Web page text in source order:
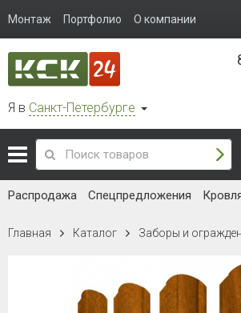
Монтаж Портфолио О компании
Я в Санкт-Петербурге
Распродажа Спецпредложения
Главная Каталог Заборы и